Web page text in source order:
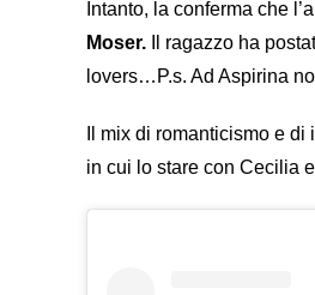
Intanto, la conferma che
Moser. Il ragazzo ha
lovers…P.s. Ad Aspirina
Il mix di romanticismo e
in cui lo stare con Cecilia